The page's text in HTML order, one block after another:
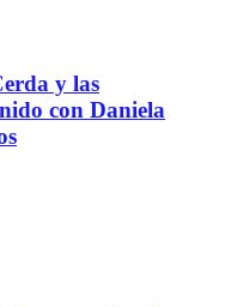
y las
con Daniela